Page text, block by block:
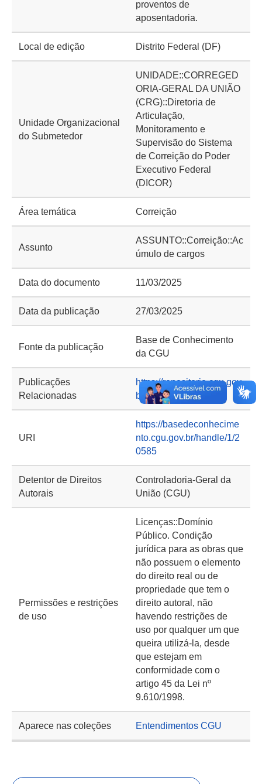
proventos de
aposentadoria.
Local de edição Distrito Federal (DF)
Unidade Organizacional
do Submetedor
UNIDADE::CORREGED
ORIA-GERAL DA UNIÃO
(CRG)::Diretoria de
Articulação,
Monitoramento e
Supervisão do Sistema
de Correição do Poder
Executivo Federal
(DICOR)
Área temática Correição
Assunto
ASSUNTO::Correição::Ac
úmulo de cargos
Data do documento 11/03/2025
Data da publicação 27/03/2025
Fonte da publicação
Base de Conhecimento
da CGU
Publicações
Relacionadas
https://repositorio.cgu.gov.
br/handle/1/65238
URI
https://basedeconhecime
nto.cgu.gov.br/handle/1/2
0585
Detentor de Direitos
Autorais
Controladoria-Geral da
União (CGU)
Permissões e restrições
de uso
Licenças::Domínio
Público. Condição
jurídica para as obras que
não possuem o elemento
do direito real ou de
propriedade que tem o
direito autoral, não
havendo restrições de
uso por qualquer um que
queira utilizá-la, desde
que estejam em
conformidade com o
artigo 45 da Lei nº
9.610/1998.
Aparece nas coleções Entendimentos CGU